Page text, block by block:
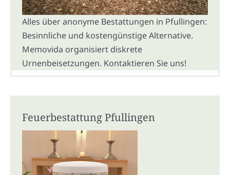
Alles über anonyme Bestattungen in Pfullingen:
Besinnliche und kostengünstige Alternative.
Memovida organisiert diskrete
Urnenbeisetzungen. Kontaktieren Sie uns!
Feuerbestattung Pfullingen